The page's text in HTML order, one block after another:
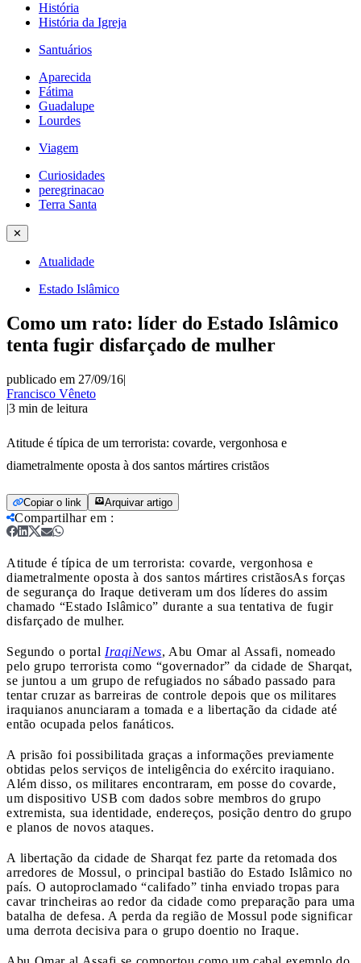
História
História da Igreja
Santuários
Aparecida
Fátima
Guadalupe
Lourdes
Viagem
Curiosidades
peregrinacao
Terra Santa
✕
Atualidade
Estado Islâmico
Como um rato: líder do Estado Islâmico
tenta fugir disfarçado de mulher
publicado em 27/09/16|
Francisco Vêneto
|3 min de leitura
Atitude é típica de um terrorista: covarde, vergonhosa e
diametralmente oposta à dos santos mártires cristãos
Copiar o link Arquivar artigo
Compartilhar em :
Atitude é típica de um terrorista: covarde, vergonhosa e
diametralmente oposta à dos santos mártires cristãosAs forças
de segurança do Iraque detiveram um dos líderes do assim
chamado “Estado Islâmico” durante a sua tentativa de fugir
disfarçado de mulher.
Segundo o portal IraqiNews, Abu Omar al Assafi, nomeado
pelo grupo terrorista como “governador” da cidade de Sharqat,
se juntou a um grupo de refugiados no sábado passado para
tentar cruzar as barreiras de controle depois que os militares
iraquianos anunciaram a tomada e a libertação da cidade até
então ocupada pelos fanáticos.
A prisão foi possibilitada graças a informações previamente
obtidas pelos serviços de inteligência do exército iraquiano.
Além disso, os militares encontraram, em posse do covarde,
um dispositivo USB com dados sobre membros do grupo
extremista, sua identidade, endereços, posição dentro do grupo
e planos de novos ataques.
A libertação da cidade de Sharqat fez parte da retomada dos
arredores de Mossul, o principal bastião do Estado Islâmico no
país. O autoproclamado “califado” tinha enviado tropas para
cavar trincheiras ao redor da cidade como preparação para uma
batalha de defesa. A perda da região de Mossul pode significar
uma derrota decisiva para o grupo doentio no Iraque.